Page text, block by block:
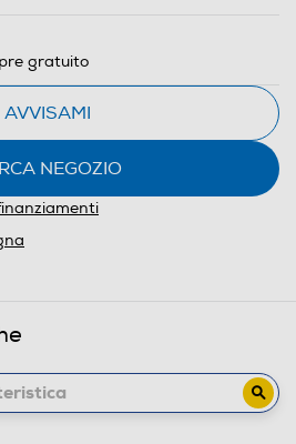
gratuito
AVVISAMI
NEGOZIO